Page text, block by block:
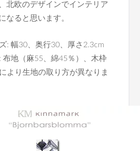
北欧のデザインでインテリア
なると思います。
: 幅30、奥行30、厚さ2.3cm
布地（麻55、綿45％）、木枠
より生地の取り方が異なりま